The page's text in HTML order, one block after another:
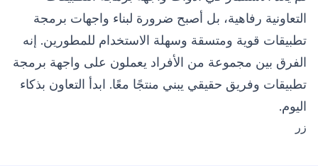
التعاونية رفاهية، بل أصبح ضرورة لبناء واجهات برمجة
تطبيقات قوية ومتسقة وسهلة الاستخدام للمطورين. إنه
الفرق بين مجموعة من الأفراد يعملون على واجهة برمجة
تطبيقات وفريق حقيقي يبني منتجًا معًا. ابدأ التعاون بذكاء
اليوم.
زر